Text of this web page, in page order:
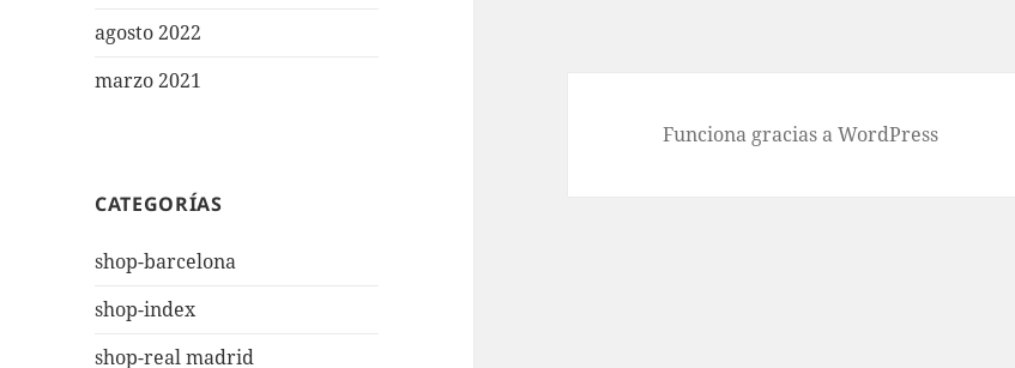
agosto 2022
marzo 2021
CATEGORÍAS
shop-barcelona
shop-index
shop-real madrid
Funciona gracias a WordPress